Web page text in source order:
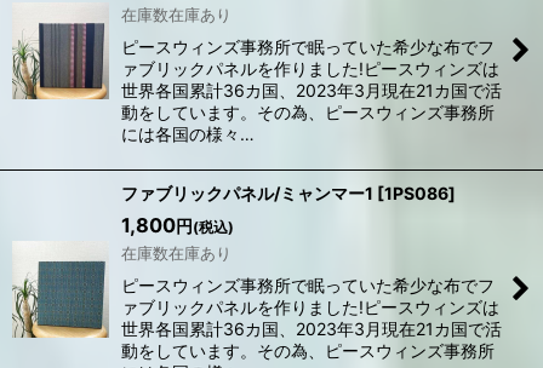
在庫数在庫あり
ピースウィンズ事務所で眠っていた希少な布でフ
ァブリックパネルを作りました!ピースウィンズは
世界各国累計36カ国、2023年3月現在21カ国で活
動をしています。その為、ピースウィンズ事務所
には各国の様々…
ファブリックパネル/ミャンマー1 [1PS086]
1,800円 (税込)
在庫数在庫あり
ピースウィンズ事務所で眠っていた希少な布でフ
ァブリックパネルを作りました!ピースウィンズは
世界各国累計36カ国、2023年3月現在21カ国で活
動をしています。その為、ピースウィンズ事務所